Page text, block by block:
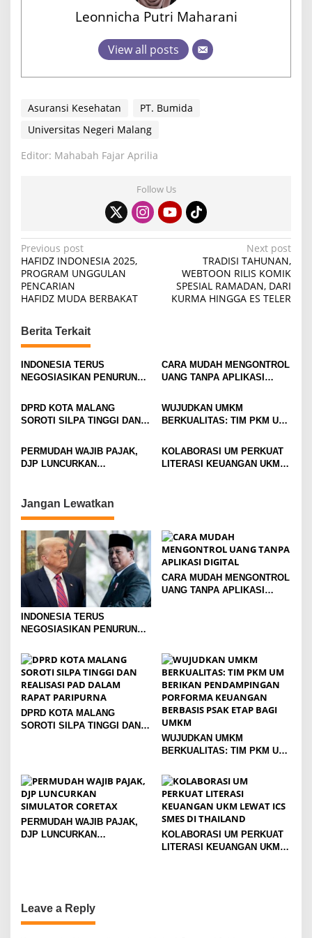
Leonnicha Putri Maharani
View all posts
Asuransi Kesehatan
PT. Bumida
Universitas Negeri Malang
Editor: Mahabah Fajar Aprilia
Follow Us
P
o
s
n
a
v
g
a
t
i
n
Previous post
HAFIDZ INDONESIA 2025,
PROGRAM UNGGULAN
PENCARIAN
HAFIDZ MUDA BERBAKAT
Next post
TRADISI TAHUNAN,
WEBTOON RILIS KOMIK
SPESIAL RAMADAN, DARI
KURMA HINGGA ES TELER
Berita Terkait
INDONESIA TERUS
NEGOSIASIKAN PENURUNAN
EKSPOR KE AMERIKA
SERIKAT
CARA MUDAH MENGONTROL
UANG TANPA APLIKASI
DPRD KOTA MALANG
SOROTI SILPA TINGGI DAN
RAPAT PARIPURNA
WUJUDKAN UMKM
BERKUALITAS: TIM PKM UM
PORFORMA KEUANGAN
BERBASIS PSAK ETAP BAGI
UMKM
PERMUDAH WAJIB PAJAK,
DJP LUNCURKAN
KOLABORASI UM PERKUAT
LITERASI KEUANGAN UKM
Jangan Lewatkan
INDONESIA TERUS
NEGOSIASIKAN PENURUNAN
EKSPOR KE AMERIKA
SERIKAT
CARA MUDAH MENGONTROL
UANG TANPA APLIKASI
DPRD KOTA MALANG
SOROTI SILPA TINGGI DAN
WUJUDKAN UMKM
BERKUALITAS: TIM PKM UM
PORFORMA KEUANGAN
BERBASIS PSAK ETAP BAGI
UMKM
PERMUDAH WAJIB PAJAK,
DJP LUNCURKAN
KOLABORASI UM PERKUAT
LITERASI KEUANGAN UKM
Leave a Reply